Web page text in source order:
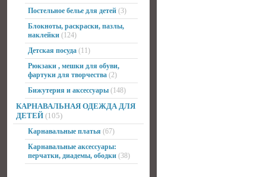
Постельное белье для детей (3)
Блокноты, раскраски, пазлы,
наклейки (124)
Детская посуда (11)
Рюкзаки , мешки для обуви,
фартуки для творчества (2)
Бижутерия и аксессуары (148)
КАРНАВАЛЬНАЯ ОДЕЖДА ДЛЯ
ДЕТЕЙ (105)
Карнавальные платья (67)
Карнавальные аксессуары:
перчатки, диадемы, ободки (38)